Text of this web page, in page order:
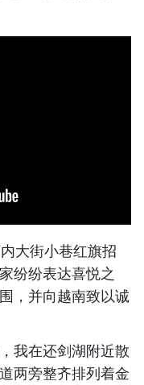
大街小巷红旗招
纷纷表达喜悦之
，并向越南致以诚
我在还剑湖附近散
两旁整齐排列着金